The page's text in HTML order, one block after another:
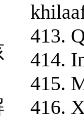
413.
414.
415.
416.